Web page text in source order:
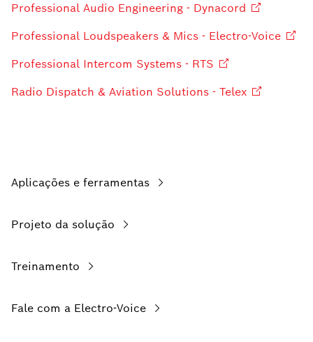
Professional Audio Engineering - Dynacord
Professional Loudspeakers & Mics - Electro-Voice
Professional Intercom Systems - RTS
Radio Dispatch & Aviation Solutions - Telex
Aplicações e ferramentas
Projeto da solução
Treinamento
Fale com a Electro-Voice